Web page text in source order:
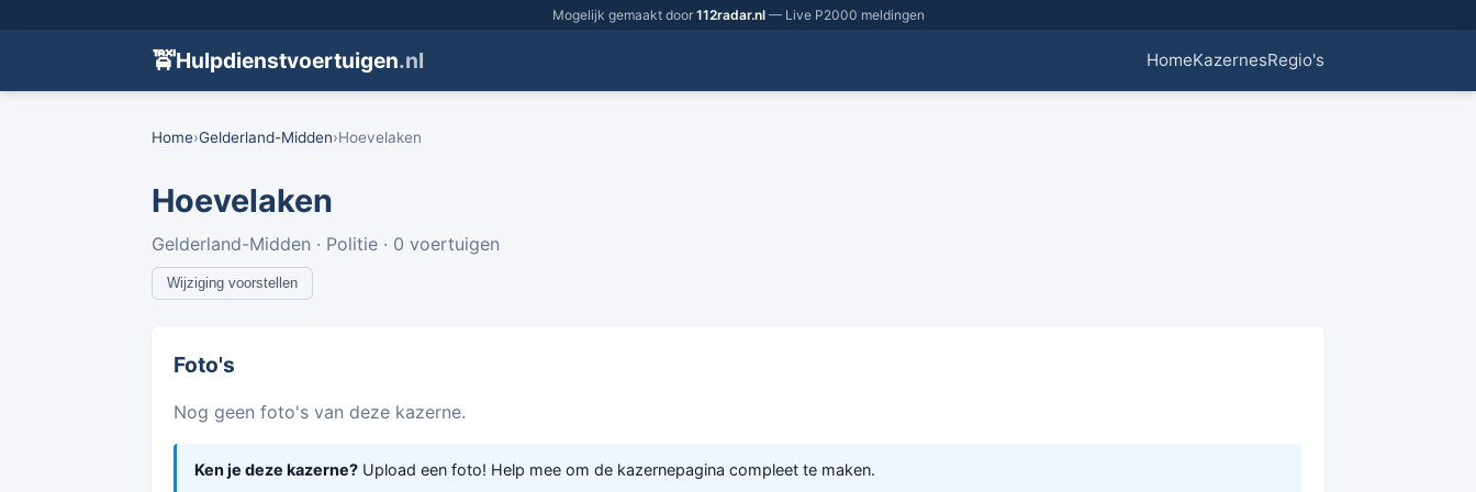
Mogelijk gemaakt door 112radar.nl— Live P2000 meldingen
🚖Hulpdienstvoertuigen.nl HomeKazernesRegio's
Home›Gelderland-Midden›Hoevelaken
Hoevelaken
Gelderland-Midden · Politie · 0 voertuigen
Wijziging voorstellen
Foto's
Nog geen foto's van deze kazerne.
Ken je deze kazerne? Upload een foto! Help mee om de kazernepagina compleet te maken.